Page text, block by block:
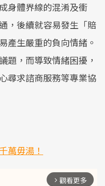
身體界線的混淆及衝
，後續就容易發生「賠
產生嚴重的負向情緒。
題，而導致情緒困擾，
尋求諮商服務等專業協
萬毋湯！
arrow_forward_ios 觀看更多